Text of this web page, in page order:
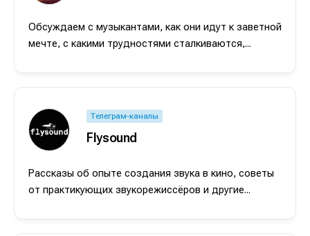
Обсуждаем с музыкантами, как они идут к заветной
мечте, с какими трудностями сталкиваются,...
Телеграм-каналы
Flysound
Рассказы об опыте создания звука в кино, советы
от практикующих звукорежиссёров и другие...